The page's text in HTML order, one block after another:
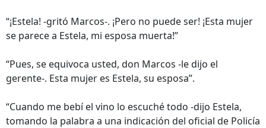
“¡Estela! -gritó Marcos-. ¡Pero no puede ser! ¡Esta mujer
se parece a Estela, mi esposa muerta!”
“Pues, se equivoca usted, don Marcos -le dijo el
gerente-. Esta mujer es Estela, su esposa”.
“Cuando me bebí el vino lo escuché todo -dijo Estela,
tomando la palabra a una indicación del oficial de Policía